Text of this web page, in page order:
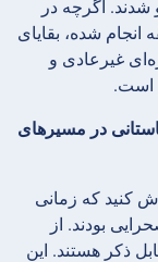
شدند. اگرچه در
شده، بقایای
غیرعادی و
است.
باستانی در مسیرهای
کنید که زمانی
بودند. از
ذکر هستند. این